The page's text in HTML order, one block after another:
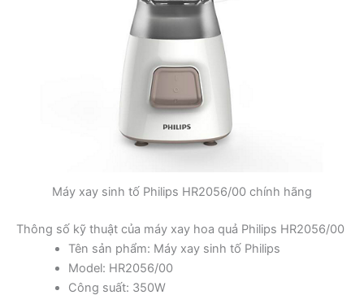
Máy xay sinh tố Philips HR2056/00 chính hãng
Thông số kỹ thuật của máy xay hoa quả Philips HR2056/00
Tên sản phẩm: Máy xay sinh tố Philips
Model: HR2056/00
Công suất: 350W